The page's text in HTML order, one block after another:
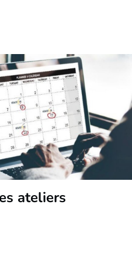
ateliers